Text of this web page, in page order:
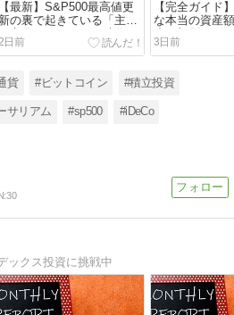
【最新】S&P500最高値更
新の裏で起きている「主役
の交代」とインフレ時代の
存戦略
日前
【完全ガイド
な本当の資産
崩し額別のシ
ンと3つの重大
3日前
貨 #ビットコイン #積立投資
サリアム #sp500 #iDeCo
30
ックス投資に挑戦中